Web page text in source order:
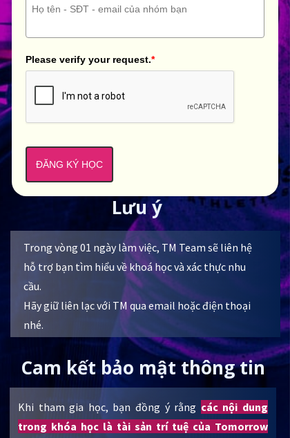
Please verify your request.*
ĐĂNG KÝ HỌC
Lưu ý
Trong vòng 01 ngày làm việc, TM Team sẽ liên hệ
hỗ trợ bạn tìm hiểu về khoá học và xác thực nhu
cầu.
Hãy giữ liên lạc với TM qua email hoặc điện thoại
nhé.
Khi tham gia học, bạn đồng ý rằng các nội dung
trong khóa học là tài sản trí tuệ của Tomorrow
Cam kết bảo mật thông tin